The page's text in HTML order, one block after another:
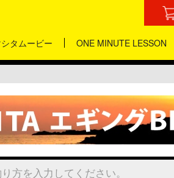
タムービー ONE MINUTE LESSON